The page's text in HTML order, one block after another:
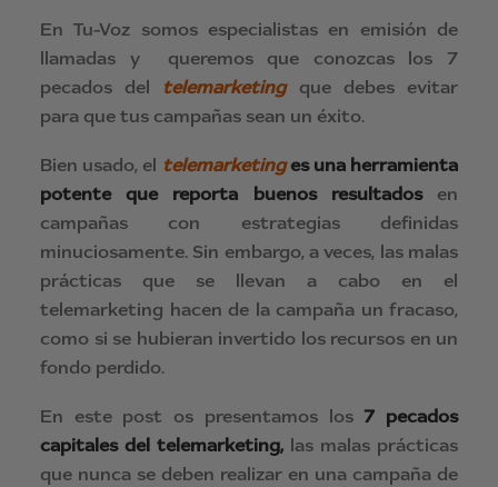
En Tu-Voz somos especialistas en emisión de
llamadas y queremos que conozcas los 7
pecados del telemarketingque debes evitar
para que tus campañas sean un éxito.
Bien usado, el telemarketinges una herramienta
potente que reporta buenos resultadosen
campañas con estrategias definidas
minuciosamente. Sin embargo, a veces, las malas
prácticas que se llevan a cabo en el
telemarketing hacen de la campaña un fracaso,
como si se hubieran invertido los recursos en un
fondo perdido.
En este post os presentamos los7 pecados
capitales del telemarketing, las malas prácticas
que nunca se deben realizar en una campaña de